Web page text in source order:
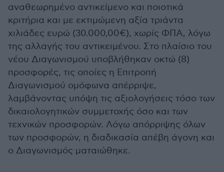
αναθεωρημένο αντικείμενο και ποιοτικά
κριτήρια και με εκτιμώμενη αξία τριάντα
χιλιάδες ευρώ (30.000,00€), χωρίς ΦΠΑ, λόγω
της αλλαγής του αντικειμένου. Στο πλαίσιο του
νέου Διαγωνισμού υποβλήθηκαν οκτώ (8)
προσφορές, τις οποίες η Επιτροπή
Διαγωνισμού ομόφωνα απέρριψε,
λαμβάνοντας υπόψη τις αξιολογήσεις τόσο των
δικαιολογητικών συμμετοχής όσο και των
τεχνικών προσφορών. Λόγω απόρριψης όλων
των προσφορών, η διαδικασία απέβη άγονη και
ο Διαγωνισμός ματαιώθηκε.